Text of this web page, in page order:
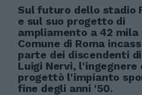
Sul futuro dello stadio
e sul suo progetto di
ampliamento a 42
Comune di Roma
parte dei discendenti
Luigi Nervi, l'ingegnere
progettò l'impianto
fine degli anni '50.